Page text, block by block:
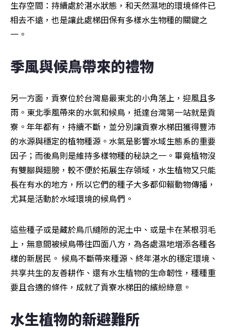
生存空間：持續處於湛水狀態，和天然濕地的環境條件已
相去不遠，也是讓此處梯田保有多樣水生物種的關鍵之
一。
季風與候鳥帶來的禮物
另一方面，貢寮位於台灣島最東北的小角落上，迎風且多
雨。東北季風帶來的水氣和候鳥，抵達台灣第一站就是貢
寮。年年都有，持續不斷，並分別讓貢寮水梯田獲得豐沛
的水源與穩定的植物種源。水氣是影響水域生態系的重要
因子；而後鳥則是維持多樣物種的秘訣之一。畢竟植物沒
有雙腳與翅膀，較不便於拓展生存領域，水生植物又只能
長在有水的地方，所以它們的種子大多都仰賴動物傳播，
尤其是活動於水域環境的候鳥們。
這些種子或是藏於鳥爪縫隙的泥土中、或是卡在某根羽毛
上，無意間被候鳥帶往四面八方，為各處濕地增添各種各
樣的新居民。 候鳥不斷帶來種源、終年湛水的穩定環境、
共享共生的友善耕作、還有水生植物的生命韌性，種種重
要且合適的條件，成就了貢寮水梯田的繽紛綠意。
水生植物的新避難所